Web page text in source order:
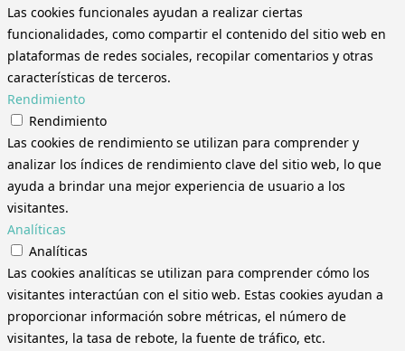
Las cookies funcionales ayudan a realizar ciertas
funcionalidades, como compartir el contenido del sitio web en
plataformas de redes sociales, recopilar comentarios y otras
características de terceros.
Rendimiento
Rendimiento
Las cookies de rendimiento se utilizan para comprender y
analizar los índices de rendimiento clave del sitio web, lo que
ayuda a brindar una mejor experiencia de usuario a los
visitantes.
Analíticas
Analíticas
Las cookies analíticas se utilizan para comprender cómo los
visitantes interactúan con el sitio web. Estas cookies ayudan a
proporcionar información sobre métricas, el número de
visitantes, la tasa de rebote, la fuente de tráfico, etc.